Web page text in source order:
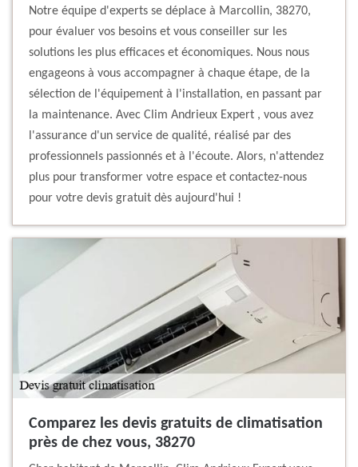
Notre équipe d'experts se déplace à Marcollin, 38270,
pour évaluer vos besoins et vous conseiller sur les
solutions les plus efficaces et économiques. Nous nous
engageons à vous accompagner à chaque étape, de la
sélection de l'équipement à l'installation, en passant par
la maintenance. Avec Clim Andrieux Expert , vous avez
l'assurance d'un service de qualité, réalisé par des
professionnels passionnés et à l'écoute. Alors, n'attendez
plus pour transformer votre espace et contactez-nous
pour votre devis gratuit dès aujourd'hui !
Comparez les devis gratuits de climatisation
près de chez vous, 38270